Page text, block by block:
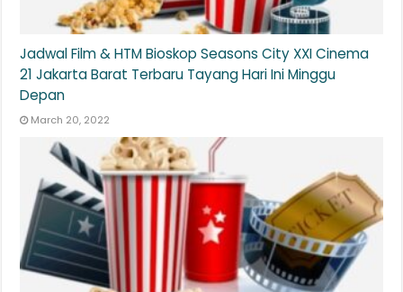
Jadwal Film & HTM Bioskop Seasons City XXI Cinema
21 Jakarta Barat Terbaru Tayang Hari Ini Minggu
Depan
March 20, 2022